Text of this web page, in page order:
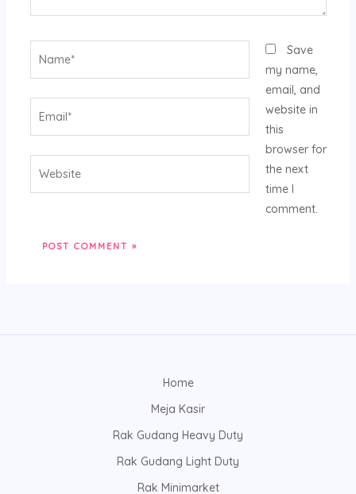
Save
my name,
email, and
website in
this
browser for
the next
time I
comment.
Home
Meja Kasir
Rak Gudang Heavy Duty
Rak Gudang Light Duty
Rak Minimarket